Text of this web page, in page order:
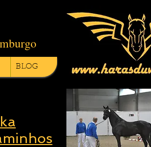
BLOG